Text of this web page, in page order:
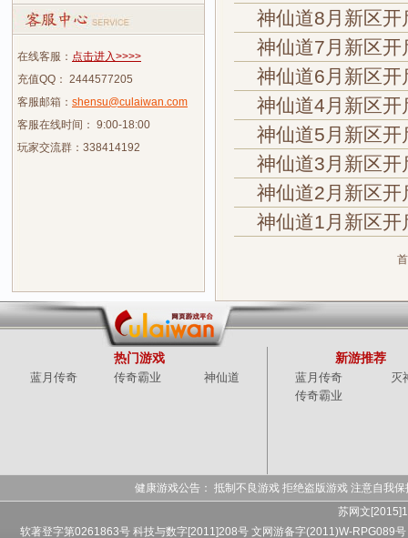
在线客服： 点击进入>>>>
充值QQ： 2444577205
客服邮箱： shensu@culaiwan.com
客服在线时间： 9:00-18:00
玩家交流群：338414192
神仙道8月新区
神仙道7月新区
神仙道6月新区
神仙道4月新区
神仙道5月新区
神仙道3月新区
神仙道2月新区
神仙道1月新区
热门游戏
蓝月传奇 传奇霸业 神仙道
新游推荐
蓝月传奇
灭
传奇霸业
健康游戏公告： 抵制不良游戏 拒绝盗版游戏 注意自我
苏网文
软著登字第0261863号 科技与数字[2011]208号 文网游备字(2011)W-RPG089号